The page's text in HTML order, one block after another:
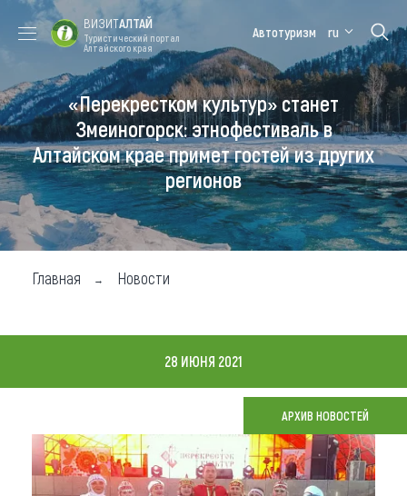
Форум VISIT
ALTAI
Цветение
маральника
Медицинский
форум
Алтайская
зимовка
Туры
Где побывать
Чем заняться
Где остановиться
Что привезти (сувениры)
О регионе
ВИЗИТАЛТАЙ
Туристический портал
Алтайского края
Автотуризм ru
«Перекрестком культур» станет
Змеиногорск: этнофестиваль в
Алтайском крае примет гостей из других
регионов
Главная Новости
28 ИЮНЯ 2021
АРХИВ НОВОСТЕЙ